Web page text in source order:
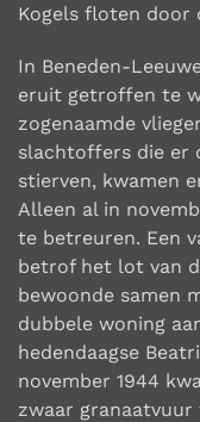
Kogels floten door
In Beneden-
eruit getroffen te
zogenaamde
slachtoffers die er
stierven, kwamen
Alleen al in
te betreuren. Een
betrof het lot van
bewoonde samen
dubbele woning
hedendaagse
november 1944
zwaar granaatvuur